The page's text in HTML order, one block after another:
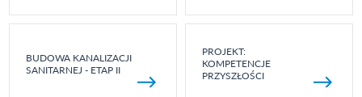
BUDOWA KANALIZACJI
SANITARNEJ - ETAP II
PROJEKT:
KOMPETENCJE
PRZYSZŁOŚCI